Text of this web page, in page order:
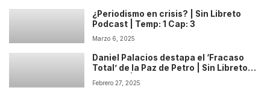
¿Periodismo en crisis? | Sin Libreto
Podcast | Temp: 1 Cap: 3
Marzo 6, 2025
Daniel Palacios destapa el ‘Fracaso
Total’ de la Paz de Petro | Sin Libreto
Podcast | Temp: 1 Cap: 2
Febrero 27, 2025